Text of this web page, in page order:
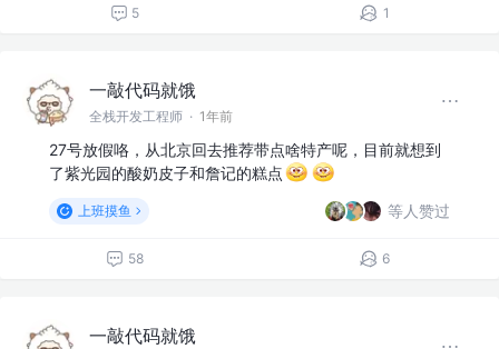
5 1
一敲代码就饿
全栈开发工程师 · 1年前
27号放假咯，从北京回去推荐带点啥特产呢，目前就想到
了紫光园的酸奶皮子和詹记的糕点
上班摸鱼 等人赞过
58 6
一敲代码就饿